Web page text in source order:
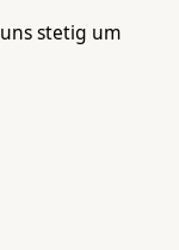
stetig um